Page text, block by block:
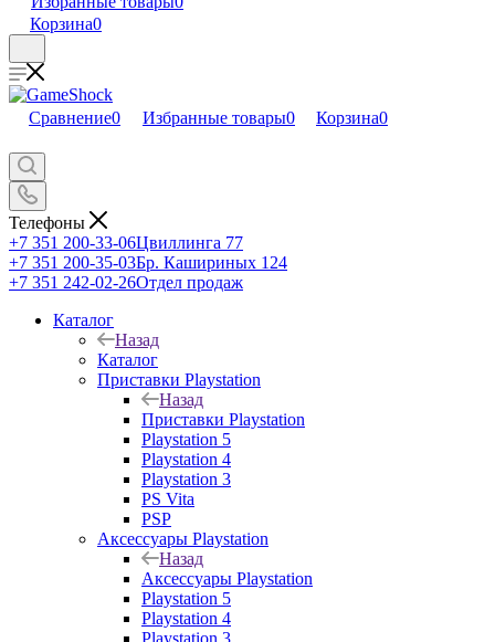
Корзина0
Сравнение0 Избранные товары0 Корзина0
Телефоны
+7 351 200-33-06Цвиллинга 77
+7 351 200-35-03Бр. Кашириных 124
+7 351 242-02-26Отдел продаж
Каталог
Назад
Каталог
Приставки Playstation
Назад
Приставки Playstation
Playstation 5
Playstation 4
Playstation 3
PS Vita
PSP
Аксессуары Playstation
Назад
Аксессуары Playstation
Playstation 5
Playstation 4
Playstation 3